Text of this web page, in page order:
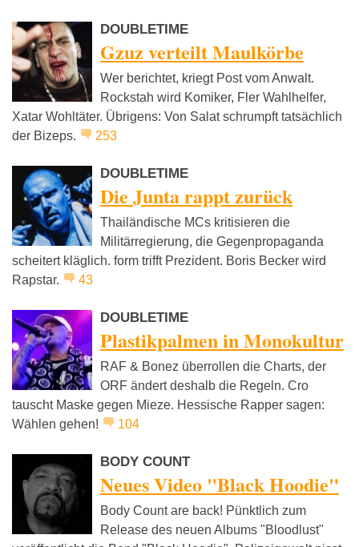
DOUBLETIME
Gzuz verteilt Maulkörbe
Wer berichtet, kriegt Post vom Anwalt.
Rockstah wird Komiker, Fler Wahlhelfer,
Xatar Wohltäter. Übrigens: Von Salat schrumpft tatsächlich
der Bizeps.
253
DOUBLETIME
Die Junta rappt zurück
Thailändische MCs kritisieren die
Militärregierung, die Gegenpropaganda
scheitert kläglich. form trifft Prezident. Boris Becker wird
Rapstar.
43
DOUBLETIME
Plastikpalmen in Monokultur
RAF & Bonez überrollen die Charts, der
ORF ändert deshalb die Regeln. Cro
tauscht Maske gegen Mieze. Hessische Rapper sagen:
Wählen gehen!
104
BODY COUNT
Neues Video "Black Hoodie"
Body Count are back! Pünktlich zum
Release des neuen Albums "Bloodlust"